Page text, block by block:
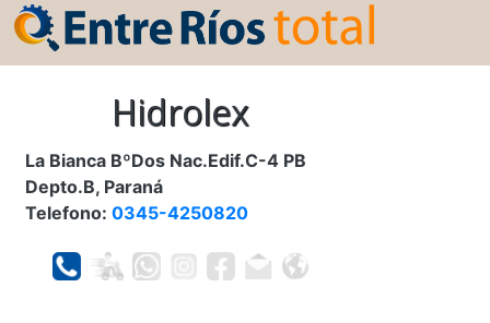
Hidrolex
La Bianca BºDos Nac.Edif.C-4 PB
Depto.B, Paraná
Telefono: 0345-4250820